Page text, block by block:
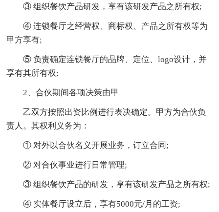
③ 组织餐饮产品研发，享有该研发产品之所有权;
④ 连锁餐厅之经营权、商标权、产品之所有权等为
甲方享有;
⑤ 负责确定连锁餐厅的品牌、定位、logo设计，并
享有其所有权;
2、合伙期间各项决策由甲
乙双方按照出资比例进行表决确定。甲方为合伙负
责人。其权利义务为：
① 对外以合伙名义开展业务，订立合同;
② 对合伙事业进行日常管理;
③ 组织餐饮产品的研发，享有该研发产品之所有权;
④ 实体餐厅设立后，享有5000元/月的工资;